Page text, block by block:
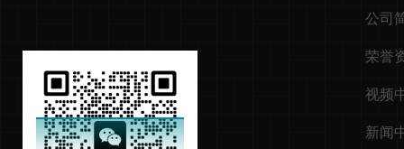
公司
荣誉
视频
新闻